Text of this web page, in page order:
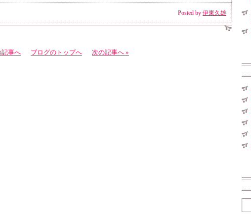
Posted by 伊東久雄
記事へ ブログのトップへ 次の記事へ »